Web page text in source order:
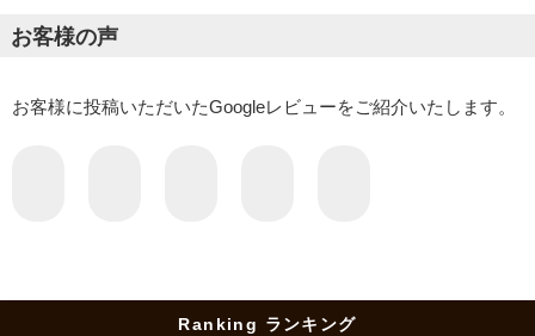
お客様の声
お客様に投稿いただいたGoogleレビューをご紹介いたします。
Ranking ランキング